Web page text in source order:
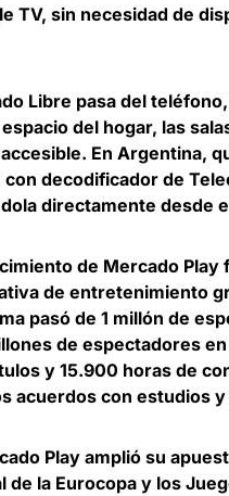
TV, sin necesidad de
Libre pasa del
del hogar, las
En Argentina,
decodificador de
directamente desde
de Mercado Play
de entretenimiento
pasó de 1 millón de
de espectadores
y 15.900 horas de
acuerdos con estudios
Play amplió su
la Eurocopa y los